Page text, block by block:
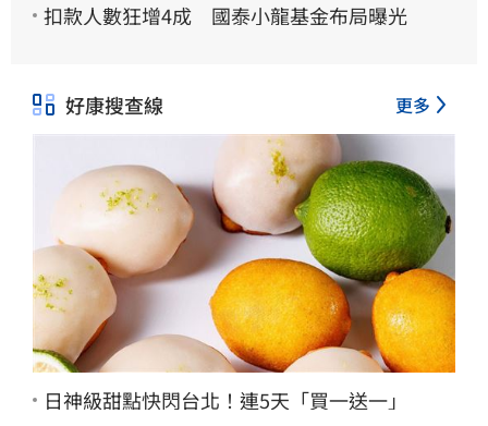
扣款人數狂增4成 國泰小龍基金布局曝光
好康搜查線 更多
日神級甜點快閃台北！連5天「買一送一」